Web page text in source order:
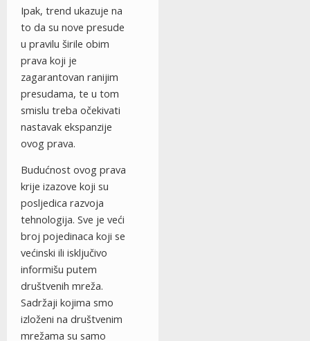
Ipak, trend ukazuje na
to da su nove presude
u pravilu širile obim
prava koji je
zagarantovan ranijim
presudama, te u tom
smislu treba očekivati
nastavak ekspanzije
ovog prava.
Budućnost ovog prava
krije izazove koji su
posljedica razvoja
tehnologija. Sve je veći
broj pojedinaca koji se
većinski ili isključivo
informišu putem
društvenih mreža.
Sadržaji kojima smo
izloženi na društvenim
mrežama su samo